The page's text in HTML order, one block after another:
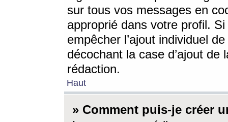
sur tous vos messages en
approprié dans votre profil.
empêcher l’ajout individuel
décochant la case d’ajout
rédaction.
Haut
» Comment puis-je créer